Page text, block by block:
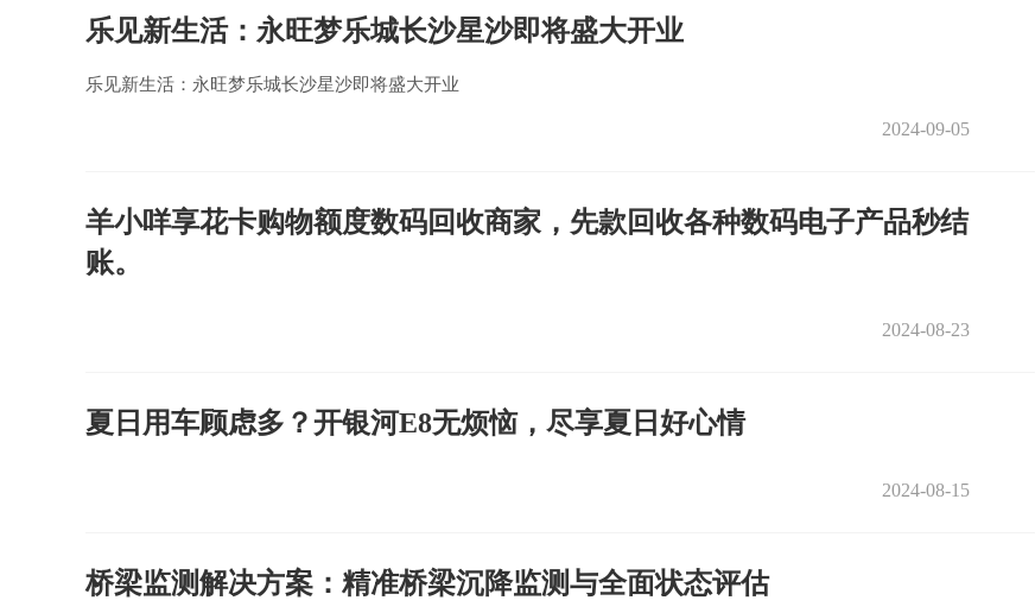
乐见新生活：永旺梦乐城长沙星沙即将盛大开业
乐见新生活：永旺梦乐城长沙星沙即将盛大开业
2024-09-05
羊小咩享花卡购物额度数码回收商家，先款回收各种数码电子产品秒结
账。
2024-08-23
夏日用车顾虑多？开银河E8无烦恼，尽享夏日好心情
2024-08-15
桥梁监测解决方案：精准桥梁沉降监测与全面状态评估